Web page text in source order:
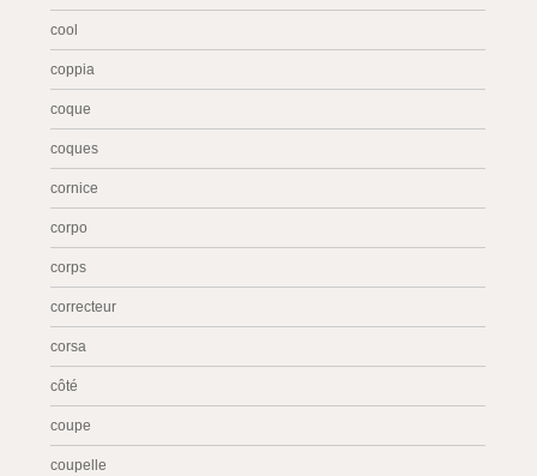
cool
coppia
coque
coques
cornice
corpo
corps
correcteur
corsa
côté
coupe
coupelle